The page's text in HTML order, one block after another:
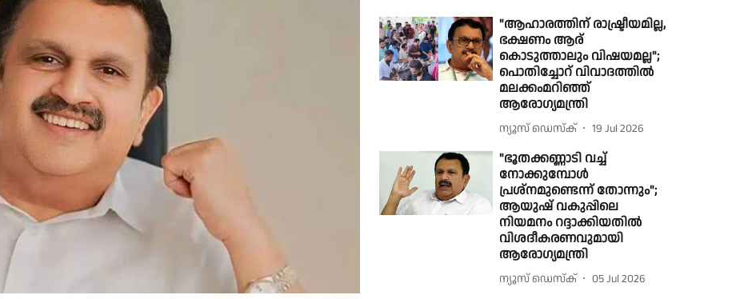
"ആഹാരത്തിന് രാഷ്ട്രീയമില്ല,
ഭക്ഷണം ആര്
കൊടുത്താലും വിഷയമല്ല";
പൊതിച്ചോറ് വിവാദത്തില്‍
മലക്കംമറിഞ്ഞ്
ആരോഗ്യമന്ത്രി
ന്യൂസ് ഡെസ്ക് 19 Jul 2026
"ഭൂതക്കണ്ണാടി വച്ച്
നോക്കുമ്പോൾ
പ്രശ്നമുണ്ടെന്ന് തോന്നും";
ആയുഷ് വകുപ്പിലെ
നിയമനം റദ്ദാക്കിയതിൽ
വിശദീകരണവുമായി
ആരോഗ്യമന്ത്രി
ന്യൂസ് ഡെസ്ക് 05 Jul 2026